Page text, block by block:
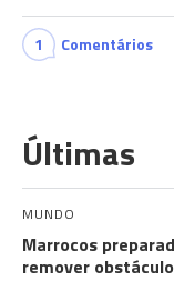
1 Comentários
Últimas
MUNDO
Marrocos
remover